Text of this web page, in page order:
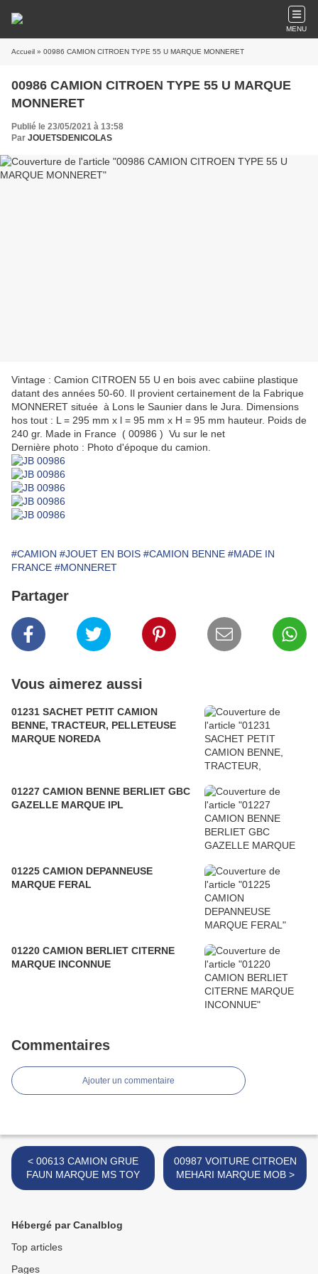
MENU
Accueil » 00986 CAMION CITROEN TYPE 55 U MARQUE MONNERET
00986 CAMION CITROEN TYPE 55 U MARQUE
MONNERET
Publié le 23/05/2021 à 13:58
Par JOUETSDENICOLAS
Vintage : Camion CITROEN 55 U en bois avec cabiine plastique
datant des années 50-60. Il provient certainement de la Fabrique
MONNERET située à Lons le Saunier dans le Jura. Dimensions
hos tout : L = 295 mm x l = 95 mm x H = 95 mm hauteur. Poids de
240 gr. Made in France ( 00986 ) Vu sur le net
Dernière photo : Photo d'époque du camion.
#CAMION #JOUET EN BOIS #CAMION BENNE #MADE IN
FRANCE #MONNERET
Partager
Vous aimerez aussi
01231 SACHET PETIT CAMION
BENNE, TRACTEUR, PELLETEUSE
MARQUE NOREDA
01227 CAMION BENNE BERLIET GBC
GAZELLE MARQUE IPL
01225 CAMION DEPANNEUSE
MARQUE FERAL
01220 CAMION BERLIET CITERNE
MARQUE INCONNUE
Commentaires
Ajouter un commentaire
< 00613 CAMION GRUE
FAUN MARQUE MS TOY
00987 VOITURE CITROEN
MEHARI MARQUE MOB >
Hébergé par Canalblog
Top articles
Pages